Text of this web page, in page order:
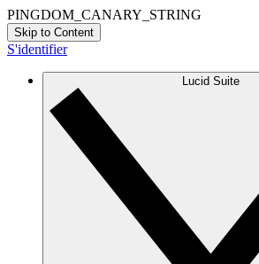
PINGDOM_CANARY_STRING
Skip to Content
S'identifier
Lucid Suite